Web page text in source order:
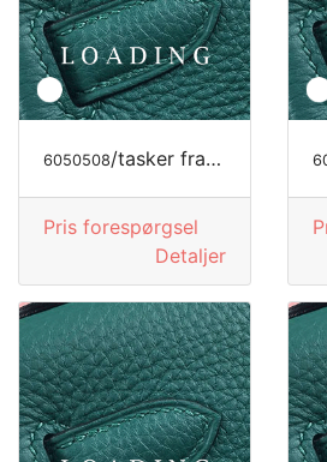
6050508/tasker fra LOEWE
Pris forespørgsel
Detaljer